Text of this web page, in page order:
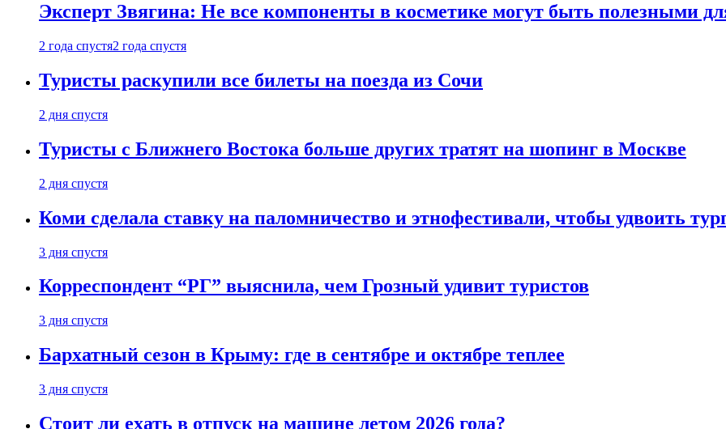
Эксперт Звягина: Не все компоненты в косметике могут быть полезными
2 года спустя2 года спустя
Туристы раскупили все билеты на поезда из Сочи
2 дня спустя
Туристы с Ближнего Востока больше других тратят на шопинг в Москве
2 дня спустя
Коми сделала ставку на паломничество и этнофестивали, чтобы удвоить
3 дня спустя
Корреспондент “РГ” выяснила, чем Грозный удивит туристов
3 дня спустя
Бархатный сезон в Крыму: где в сентябре и октябре теплее
3 дня спустя
Стоит ли ехать в отпуск на машине летом 2026 года?